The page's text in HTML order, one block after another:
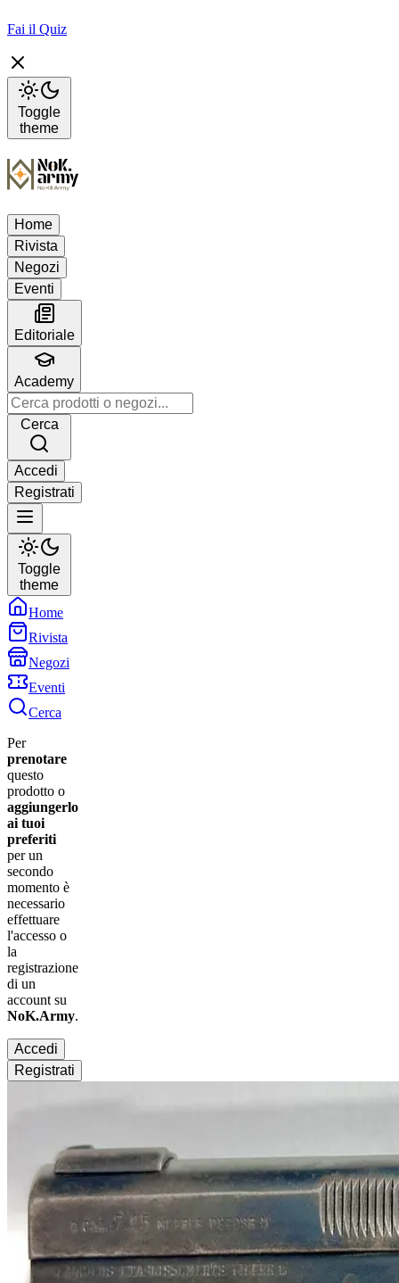
Fai il Quiz
Toggle
theme
Home
Rivista
Negozi
Eventi
Editoriale
Academy
Accedi
Registrati
Toggle
theme
Home
Rivista
Negozi
Eventi
Cerca
Per
prenotare
questo
prodotto o
aggiungerlo
ai tuoi
preferiti
per un
secondo
momento è
necessario
effettuare
l'accesso o
la
registrazione
di un
account su
NoK.Army.
Accedi
Registrati